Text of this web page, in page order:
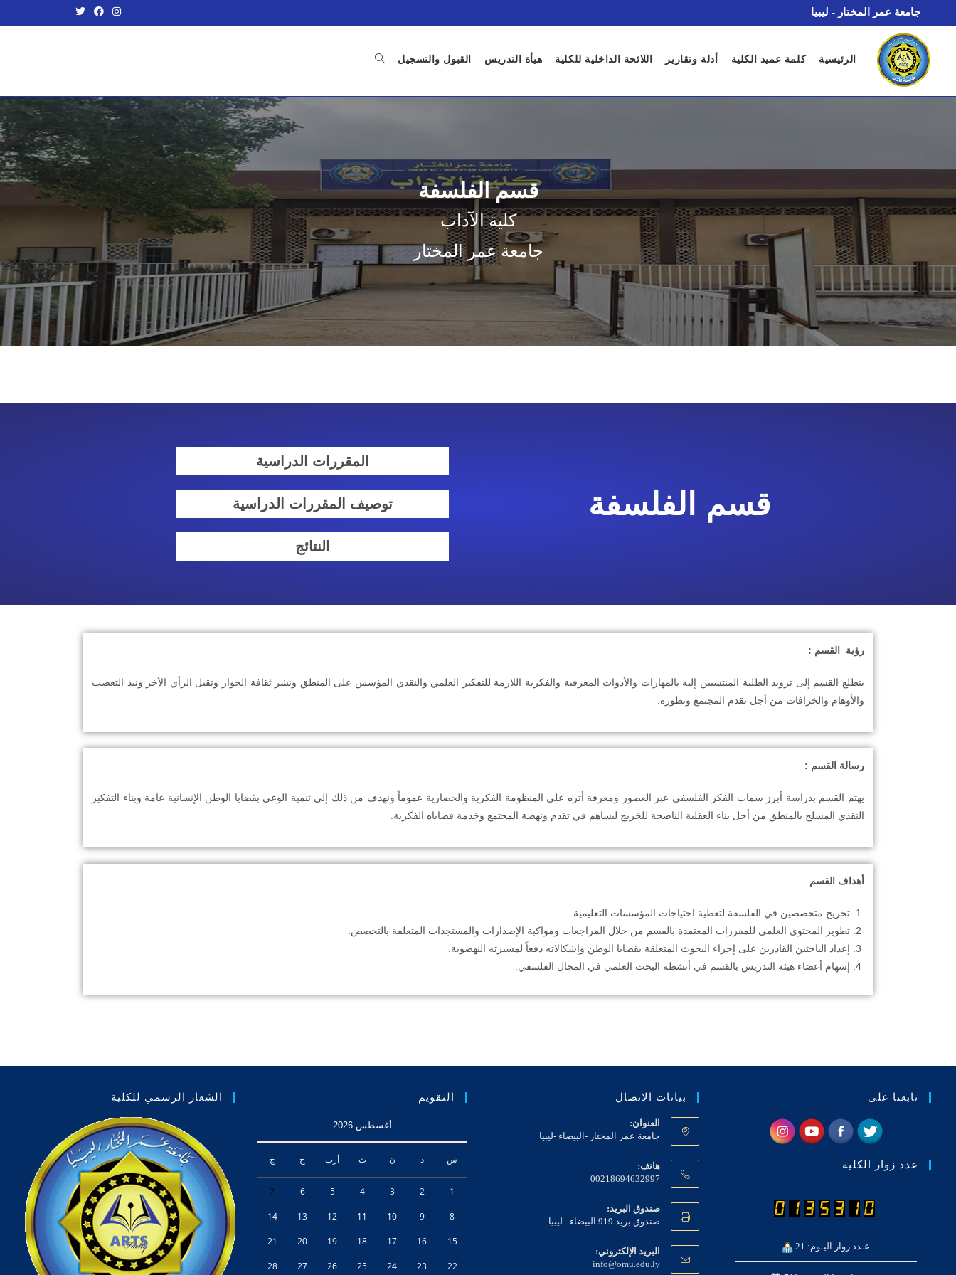
جامعة عمر المختار - ليبيا
الرئيسية كلمة عميد الكلية أدلة وتقارير اللائحة الداخلية للكلية هيأة التدريس القبول والتسجيل
قسم الفلسفة
كلية الآداب
جامعة عمر المختار
قسم الفلسفة
المقررات الدراسية
توصيف المقررات الدراسية
النتائج
رؤية القسم :
يتطلع القسم إلى تزويد الطلبة المنتسبين إليه بالمهارات والأدوات المعرفية والفكرية اللازمة للتفكير العلمي والنقدي المؤسس على المنطق ونشر ثقافة الحوار وتقبل الرأي الأخر ونبذ التعصب
والأوهام والخرافات من أجل تقدم المجتمع وتطوره.
رسالة القسم :
يهتم القسم بدراسة أبرز سمات الفكر الفلسفي عبر العصور ومعرفة أثره على المنظومة الفكرية والحضارية عموماً ونهدف من ذلك إلى تنمية الوعي بقضايا الوطن الإنسانية عامة وبناء التفكير
النقدي المسلح بالمنطق من أجل بناء العقلية الناضجة للخريج ليساهم في تقدم ونهضة المجتمع وخدمة قضاياه الفكرية.
أهداف القسم
تخريج متخصصين في الفلسفة لتغطية احتياجات المؤسسات التعليمية.
تطوير المحتوى العلمي للمقررات المعتمدة بالقسم من خلال المراجعات ومواكبة الإصدارات والمستجدات المتعلقة بالتخصص.
إعداد الباحثين القادرين على إجراء البحوث المتعلقة بقضايا الوطن وإشكالاته دفعاً لمسيرته النهضوية.
إسهام أعضاء هيئة التدريس بالقسم في أنشطة البحث العلمي في المجال الفلسفي.
تابعنا على
عدد زوار الكلية
عـدد زوار اليـوم: 21
بيانات الاتصال
العنوان:
جامعة عمر المختار -البيضاء -ليبيا
هاتف:
00218694632997
صندوق البريد:
صندوق بريد 919 البيضاء - ليبيا
البريد الإلكتروني:
info@omu.edu.ly
التقويم
أغسطس 2026
س د ن ث أرب خ ج
1
2
3
4
5
6
7
8
9
10
11
12
13
14
15
16
17
18
19
20
21
22
23
24
25
26
27
28
الشعار الرسمي للكلية